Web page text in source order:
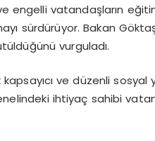
engelli vatandaşların
sürdürüyor. Bakan
vurguladı.
ve düzenli
ihtiyaç sahibi